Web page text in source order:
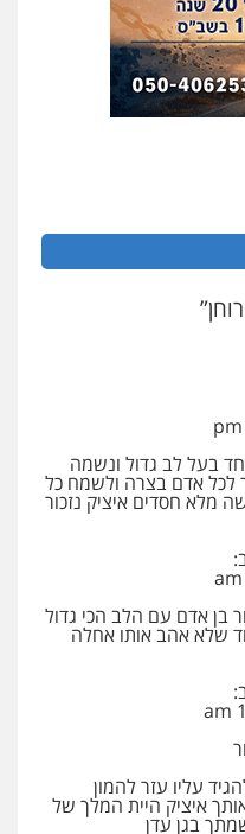
בעל לב גדול ונשמה
לכל אדם בצרה ולשמח כל
מלא חסדים איציק נזכור
בן אדם עם הלב הכי גדול
שלא אהב אותו אחלה
עליו עזר להמון
איציק היית המלך של
בגן עדן
תמיכה שירותים
שירותים מקצועיים
טיפול ושיקום